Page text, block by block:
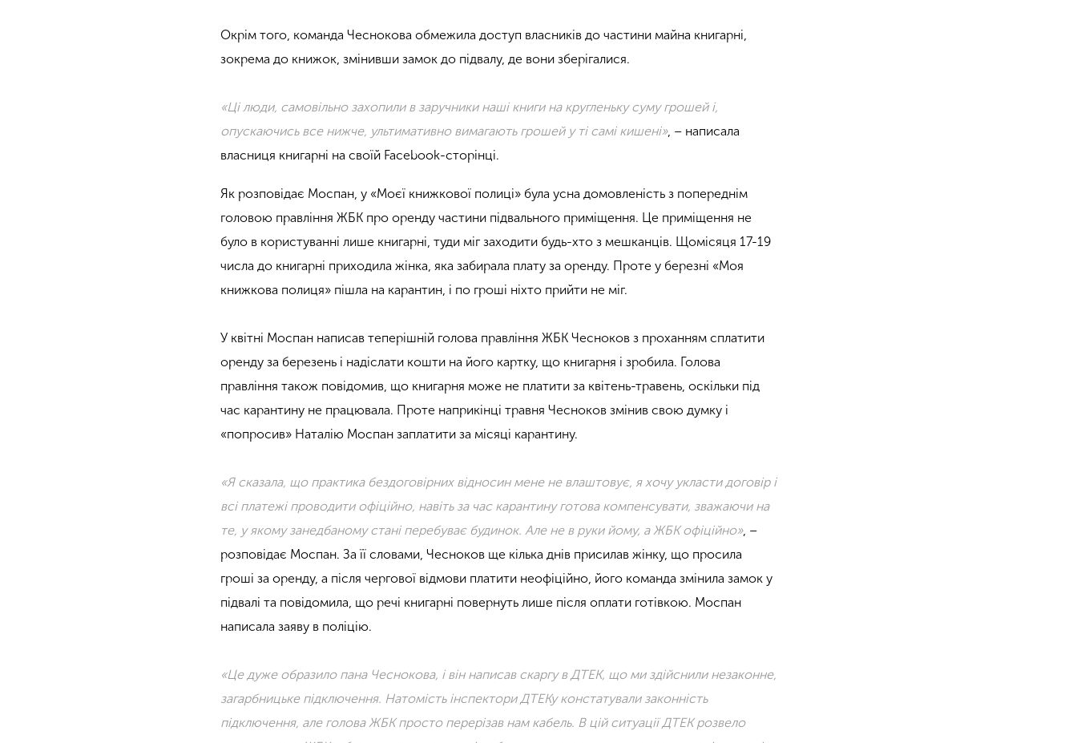
Окрім того, команда Чеснокова обмежила доступ власників до частини майна книгарні,
зокрема до книжок, змінивши замок до підвалу, де вони зберігалися.
«Ці люди, самовільно захопили в заручники наші книги на кругленьку суму грошей і,
опускаючись все нижче, ультимативно вимагають грошей у ті самі кишені», – написала
власниця книгарні на своїй Facebook-сторінці.
Як розповідає Моспан, у «Моєї книжкової полиці» була усна домовленість з попереднім
головою правління ЖБК про оренду частини підвального приміщення. Це приміщення не
було в користуванні лише книгарні, туди міг заходити будь-хто з мешканців. Щомісяця 17-19
числа до книгарні приходила жінка, яка забирала плату за оренду. Проте у березні «Моя
книжкова полиця» пішла на карантин, і по гроші ніхто прийти не міг.
У квітні Моспан написав теперішній голова правління ЖБК Чесноков з проханням сплатити
оренду за березень і надіслати кошти на його картку, що книгарня і зробила. Голова
правління також повідомив, що книгарня може не платити за квітень-травень, оскільки під
час карантину не працювала. Проте наприкінці травня Чесноков змінив свою думку і
«попросив» Наталію Моспан заплатити за місяці карантину.
«Я сказала, що практика бездоговірних відносин мене не влаштовує, я хочу укласти договір і
всі платежі проводити офіційно, навіть за час карантину готова компенсувати, зважаючи на
те, у якому занедбаному стані перебуває будинок. Але не в руки йому, а ЖБК офіційно», –
розповідає Моспан. За її словами, Чесноков ще кілька днів присилав жінку, що просила
гроші за оренду, а після чергової відмови платити неофіційно, його команда змінила замок у
підвалі та повідомила, що речі книгарні повернуть лише після оплати готівкою. Моспан
написала заяву в поліцію.
«Це дуже образило пана Чеснокова, і він написав скаргу в ДТЕК, що ми здійснили незаконне,
загарбницьке підключення. Натомість інспектори ДТЕКу констатували законність
підключення, але голова ЖБК просто перерізав нам кабель. В цій ситуації ДТЕК розвело